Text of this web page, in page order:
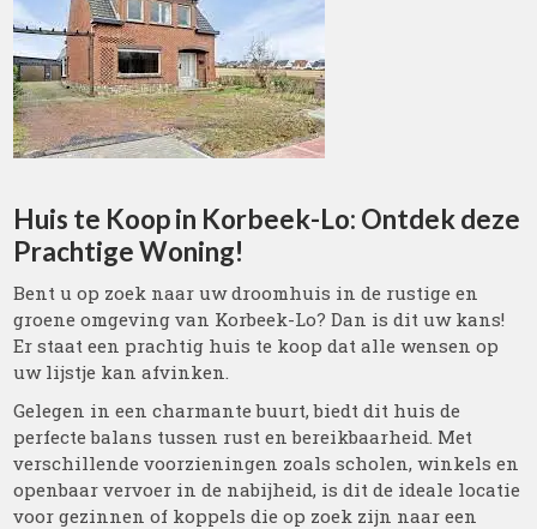
Huis te Koop in Korbeek-Lo: Ontdek deze
Prachtige Woning!
Bent u op zoek naar uw droomhuis in de rustige en
groene omgeving van Korbeek-Lo? Dan is dit uw kans!
Er staat een prachtig huis te koop dat alle wensen op
uw lijstje kan afvinken.
Gelegen in een charmante buurt, biedt dit huis de
perfecte balans tussen rust en bereikbaarheid. Met
verschillende voorzieningen zoals scholen, winkels en
openbaar vervoer in de nabijheid, is dit de ideale locatie
voor gezinnen of koppels die op zoek zijn naar een